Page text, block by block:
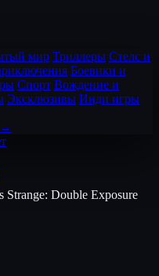
мир Триллеры Стелс и
Боевики и
Спорт Вождение и
Эксклюзивы Инди игры
→
Strange: Double Exposure